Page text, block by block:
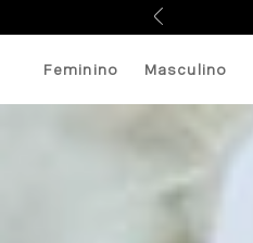
Feminino Masculino